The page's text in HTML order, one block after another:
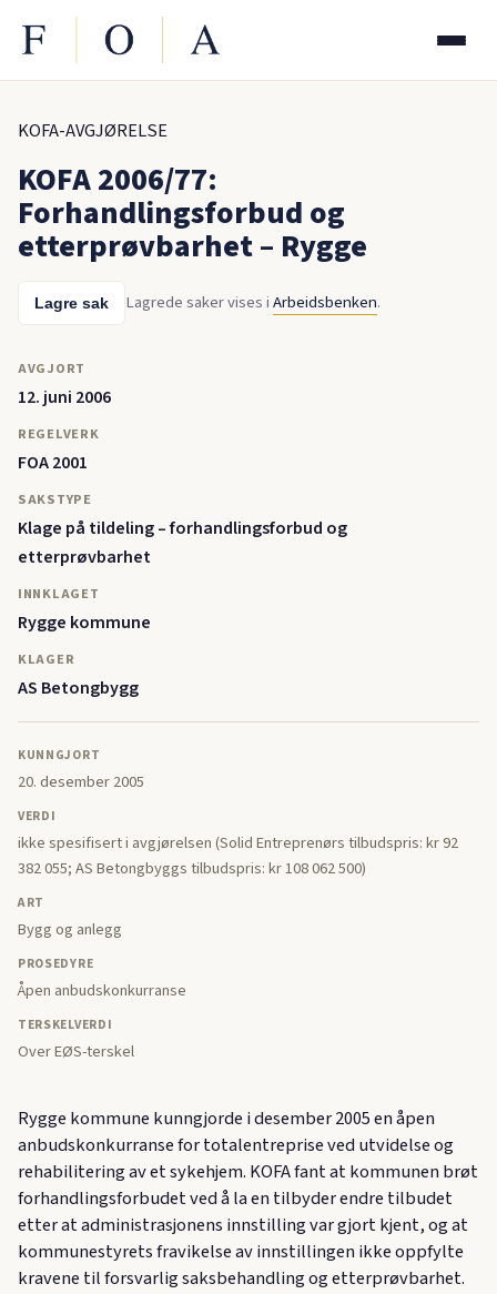
KOFA-AVGJØRELSE
KOFA 2006/77:
Forhandlingsforbud og
etterprøvbarhet – Rygge
Lagre sak Lagrede saker vises iArbeidsbenken.
AVGJORT
12. juni 2006
REGELVERK
FOA 2001
SAKSTYPE
Klage på tildeling – forhandlingsforbud og
etterprøvbarhet
INNKLAGET
Rygge kommune
KLAGER
AS Betongbygg
KUNNGJORT
20. desember 2005
VERDI
ikke spesifisert i avgjørelsen (Solid Entreprenørs tilbudspris: kr 92
382 055; AS Betongbyggs tilbudspris: kr 108 062 500)
ART
Bygg og anlegg
PROSEDYRE
Åpen anbudskonkurranse
TERSKELVERDI
Over EØS-terskel
Rygge kommune kunngjorde i desember 2005 en åpen
anbudskonkurranse for totalentreprise ved utvidelse og
rehabilitering av et sykehjem. KOFA fant at kommunen brøt
forhandlingsforbudet ved å la en tilbyder endre tilbudet
etter at administrasjonens innstilling var gjort kjent, og at
kommunestyrets fravikelse av innstillingen ikke oppfylte
kravene til forsvarlig saksbehandling og etterprøvbarhet.